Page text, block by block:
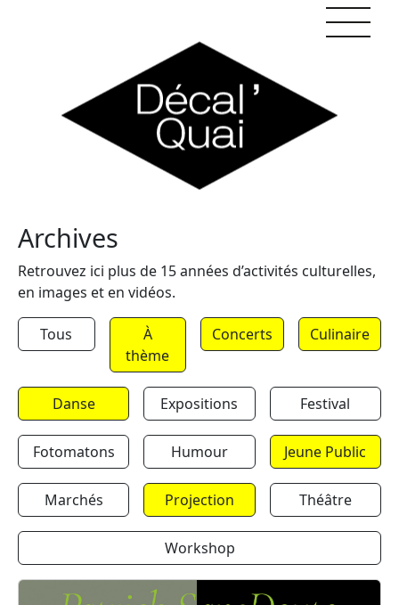
Archives
Retrouvez ici plus de 15 années d’activités culturelles,
en images et en vidéos.
Tous
À
thème
Concerts Culinaire
Danse Expositions Festival
Fotomatons Humour Jeune Public
Marchés Projection Théâtre
Workshop